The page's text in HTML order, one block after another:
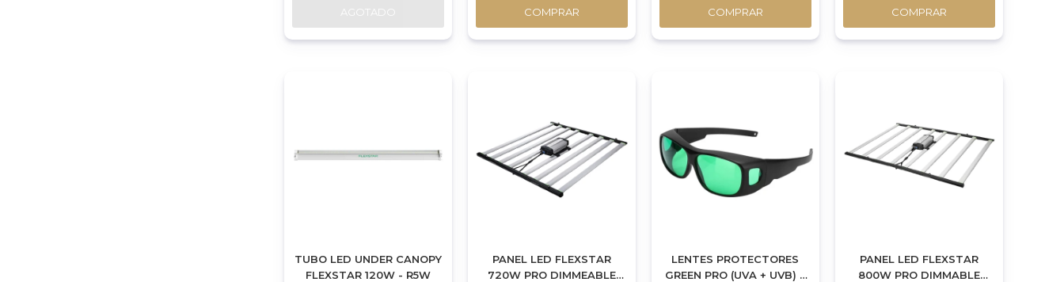
AGOTADO COMPRAR COMPRAR COMPRAR
TUBO LED UNDER CANOPY
FLEXSTAR 120W - R5W
PANEL LED FLEXSTAR
720W PRO DIMMEABLE
LENTES PROTECTORES
GREEN PRO (UVA + UVB) +
PANEL LED FLEXSTAR
800W PRO DIMMABLE